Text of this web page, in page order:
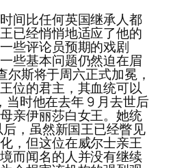
间比任何英国继承人都
已经悄悄地适应了他的
些评论员预期的戏剧
些基本问题仍然迫在眉
尔斯将于周六正式加冕，
位的君主，其血统可以
当时他在去年 9 月去世后
亲伊丽莎白女王。她统
，虽然新国王已经瞥见
，但这位在威尔士亲王
而闻名的人并没有继续